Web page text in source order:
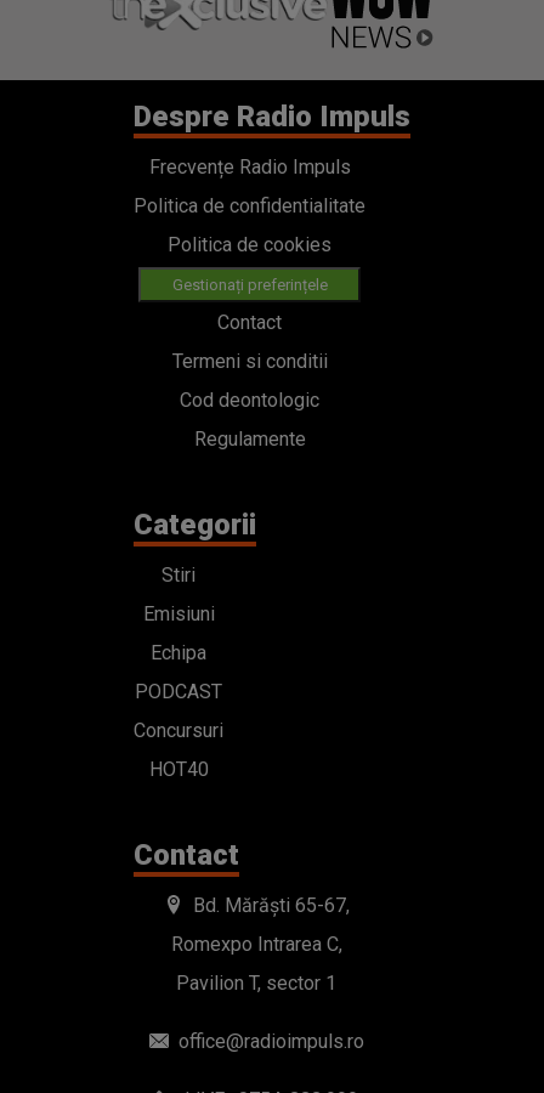
Despre Radio Impuls
Frecvențe Radio Impuls
Politica de confidentialitate
Politica de cookies
Gestionați preferințele
Contact
Termeni si conditii
Cod deontologic
Regulamente
Categorii
Stiri
Emisiuni
Echipa
PODCAST
Concursuri
HOT40
Contact
Bd. Mărăști 65-67,
Romexpo Intrarea C,
Pavilion T, sector 1
office@radioimpuls.ro